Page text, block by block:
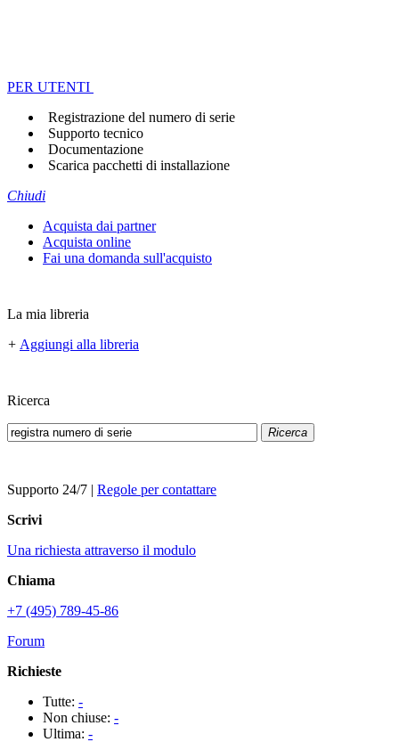
PER UTENTI
Registrazione del numero di serie
Supporto tecnico
Documentazione
Scarica pacchetti di installazione
Chiudi
Acquista dai partner
Acquista online
Fai una domanda sull'acquisto
La mia libreria
+ Aggiungi alla libreria
Ricerca
Ricerca
Supporto 24/7 | Regole per contattare
Scrivi
Una richiesta attraverso il modulo
Chiama
+7 (495) 789-45-86
Forum
Richieste
Tutte: -
Non chiuse: -
Ultima: -